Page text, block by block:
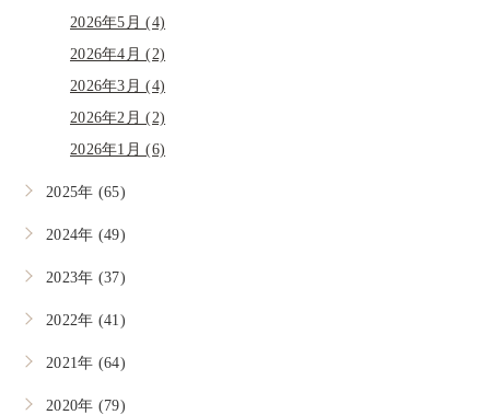
2026年5月 (4)
2026年4月 (2)
2026年3月 (4)
2026年2月 (2)
2026年1月 (6)
2025年 (65)
2024年 (49)
2023年 (37)
2022年 (41)
2021年 (64)
2020年 (79)